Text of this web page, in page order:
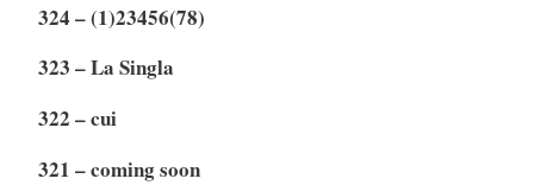
324 – (1)23456(78)
323 – La Singla
322 – cui
321 – coming soon